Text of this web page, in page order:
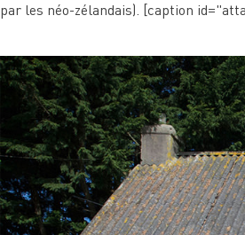
par les néo-zélandais). [caption